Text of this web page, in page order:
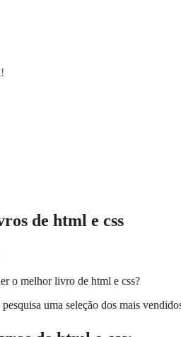
de html e css
o melhor livro de html e css?
uma seleção dos mais